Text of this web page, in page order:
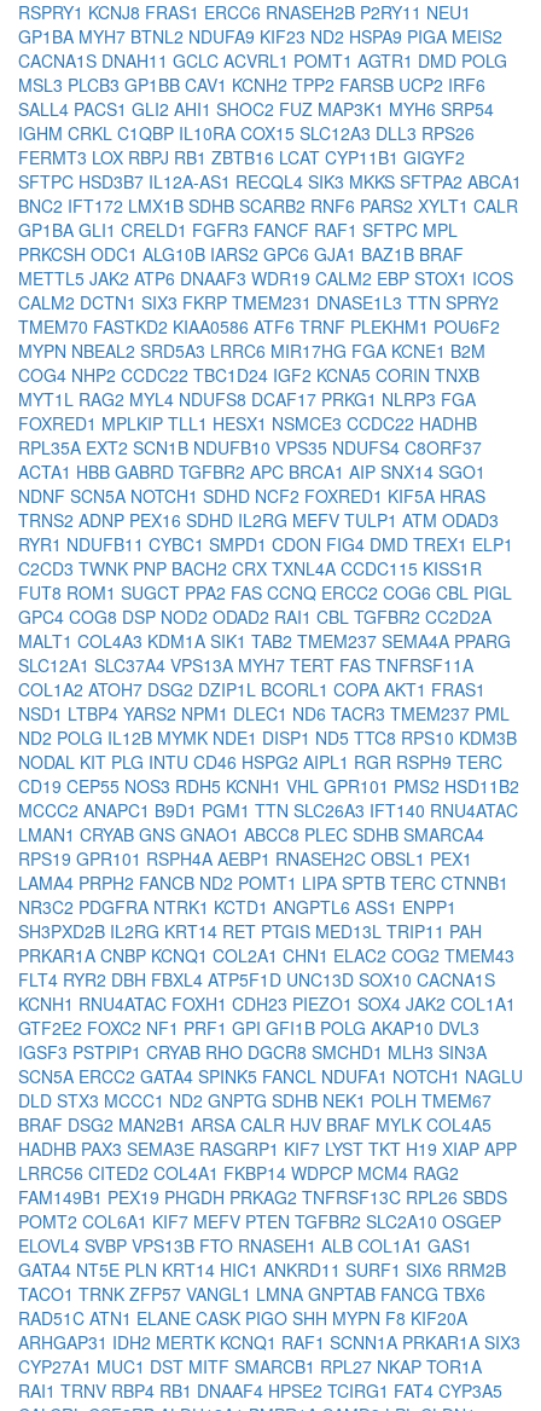
RSPRY1 KCNJ8 FRAS1 ERCC6 RNASEH2B P2RY11 NEU1
GP1BA MYH7 BTNL2 NDUFA9 KIF23 ND2 HSPA9 PIGA MEIS2
CACNA1S DNAH11 GCLC ACVRL1 POMT1 AGTR1 DMD POLG
MSL3 PLCB3 GP1BB CAV1 KCNH2 TPP2 FARSB UCP2 IRF6
SALL4 PACS1 GLI2 AHI1 SHOC2 FUZ MAP3K1 MYH6 SRP54
IGHM CRKL C1QBP IL10RA COX15 SLC12A3 DLL3 RPS26
FERMT3 LOX RBPJ RB1 ZBTB16 LCAT CYP11B1 GIGYF2
SFTPC HSD3B7 IL12A-AS1 RECQL4 SIK3 MKKS SFTPA2 ABCA1
BNC2 IFT172 LMX1B SDHB SCARB2 RNF6 PARS2 XYLT1 CALR
GP1BA GLI1 CRELD1 FGFR3 FANCF RAF1 SFTPC MPL
PRKCSH ODC1 ALG10B IARS2 GPC6 GJA1 BAZ1B BRAF
METTL5 JAK2 ATP6 DNAAF3 WDR19 CALM2 EBP STOX1 ICOS
CALM2 DCTN1 SIX3 FKRP TMEM231 DNASE1L3 TTN SPRY2
TMEM70 FASTKD2 KIAA0586 ATF6 TRNF PLEKHM1 POU6F2
MYPN NBEAL2 SRD5A3 LRRC6 MIR17HG FGA KCNE1 B2M
COG4 NHP2 CCDC22 TBC1D24 IGF2 KCNA5 CORIN TNXB
MYT1L RAG2 MYL4 NDUFS8 DCAF17 PRKG1 NLRP3 FGA
FOXRED1 MPLKIP TLL1 HESX1 NSMCE3 CCDC22 HADHB
RPL35A EXT2 SCN1B NDUFB10 VPS35 NDUFS4 C8ORF37
ACTA1 HBB GABRD TGFBR2 APC BRCA1 AIP SNX14 SGO1
NDNF SCN5A NOTCH1 SDHD NCF2 FOXRED1 KIF5A HRAS
TRNS2 ADNP PEX16 SDHD IL2RG MEFV TULP1 ATM ODAD3
RYR1 NDUFB11 CYBC1 SMPD1 CDON FIG4 DMD TREX1 ELP1
C2CD3 TWNK PNP BACH2 CRX TXNL4A CCDC115 KISS1R
FUT8 ROM1 SUGCT PPA2 FAS CCNQ ERCC2 COG6 CBL PIGL
GPC4 COG8 DSP NOD2 ODAD2 RAI1 CBL TGFBR2 CC2D2A
MALT1 COL4A3 KDM1A SIK1 TAB2 TMEM237 SEMA4A PPARG
SLC12A1 SLC37A4 VPS13A MYH7 TERT FAS TNFRSF11A
COL1A2 ATOH7 DSG2 DZIP1L BCORL1 COPA AKT1 FRAS1
NSD1 LTBP4 YARS2 NPM1 DLEC1 ND6 TACR3 TMEM237 PML
ND2 POLG IL12B MYMK NDE1 DISP1 ND5 TTC8 RPS10 KDM3B
NODAL KIT PLG INTU CD46 HSPG2 AIPL1 RGR RSPH9 TERC
CD19 CEP55 NOS3 RDH5 KCNH1 VHL GPR101 PMS2 HSD11B2
MCCC2 ANAPC1 B9D1 PGM1 TTN SLC26A3 IFT140 RNU4ATAC
LMAN1 CRYAB GNS GNAO1 ABCC8 PLEC SDHB SMARCA4
RPS19 GPR101 RSPH4A AEBP1 RNASEH2C OBSL1 PEX1
LAMA4 PRPH2 FANCB ND2 POMT1 LIPA SPTB TERC CTNNB1
NR3C2 PDGFRA NTRK1 KCTD1 ANGPTL6 ASS1 ENPP1
SH3PXD2B IL2RG KRT14 RET PTGIS MED13L TRIP11 PAH
PRKAR1A CNBP KCNQ1 COL2A1 CHN1 ELAC2 COG2 TMEM43
FLT4 RYR2 DBH FBXL4 ATP5F1D UNC13D SOX10 CACNA1S
KCNH1 RNU4ATAC FOXH1 CDH23 PIEZO1 SOX4 JAK2 COL1A1
GTF2E2 FOXC2 NF1 PRF1 GPI GFI1B POLG AKAP10 DVL3
IGSF3 PSTPIP1 CRYAB RHO DGCR8 SMCHD1 MLH3 SIN3A
SCN5A ERCC2 GATA4 SPINK5 FANCL NDUFA1 NOTCH1 NAGLU
DLD STX3 MCCC1 ND2 GNPTG SDHB NEK1 POLH TMEM67
BRAF DSG2 MAN2B1 ARSA CALR HJV BRAF MYLK COL4A5
HADHB PAX3 SEMA3E RASGRP1 KIF7 LYST TKT H19 XIAP APP
LRRC56 CITED2 COL4A1 FKBP14 WDPCP MCM4 RAG2
FAM149B1 PEX19 PHGDH PRKAG2 TNFRSF13C RPL26 SBDS
POMT2 COL6A1 KIF7 MEFV PTEN TGFBR2 SLC2A10 OSGEP
ELOVL4 SVBP VPS13B FTO RNASEH1 ALB COL1A1 GAS1
GATA4 NT5E PLN KRT14 HIC1 ANKRD11 SURF1 SIX6 RRM2B
TACO1 TRNK ZFP57 VANGL1 LMNA GNPTAB FANCG TBX6
RAD51C ATN1 ELANE CASK PIGO SHH MYPN F8 KIF20A
ARHGAP31 IDH2 MERTK KCNQ1 RAF1 SCNN1A PRKAR1A SIX3
CYP27A1 MUC1 DST MITF SMARCB1 RPL27 NKAP TOR1A
RAI1 TRNV RBP4 RB1 DNAAF4 HPSE2 TCIRG1 FAT4 CYP3A5